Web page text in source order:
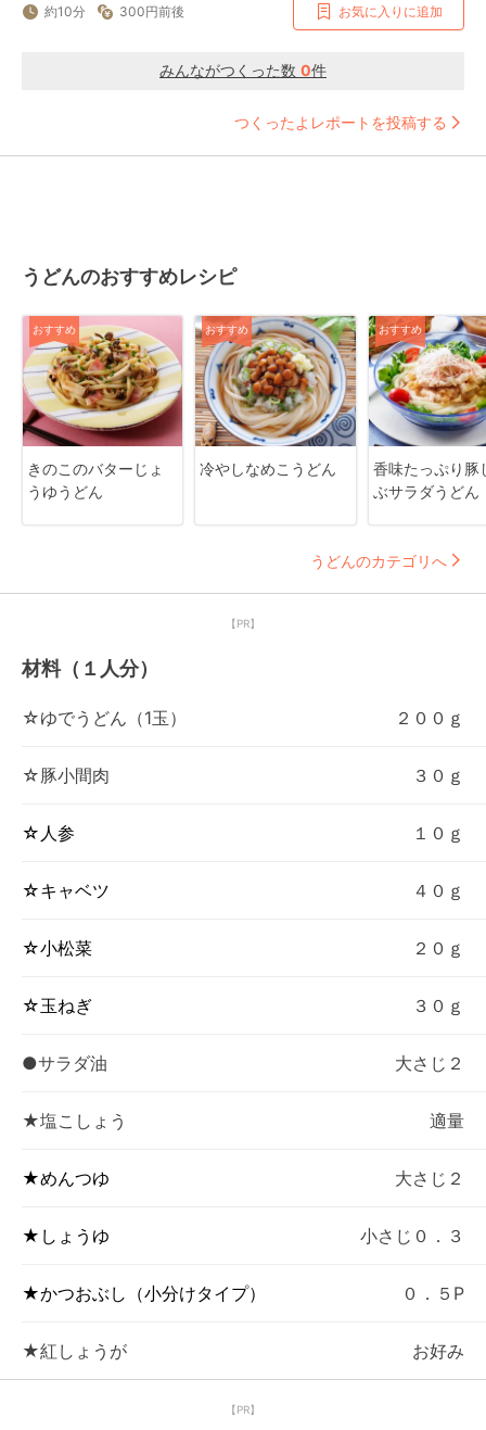
約10分 300円前後 お気に入りに追加
みんながつくった数 0件
つくったよレポートを投稿する
うどんのおすすめレシピ
おすすめ
きのこのバターじょ
うゆうどん
おすすめ
冷やしなめこうどん
おすすめ
香味たっぷり豚
ぶサラダうどん
うどんのカテゴリへ
【PR】
材料（１人分）
☆ゆでうどん（1玉） ２００ｇ
☆豚小間肉 ３０ｇ
☆人参 １０ｇ
☆キャベツ ４０ｇ
☆小松菜 ２０ｇ
☆玉ねぎ ３０ｇ
●サラダ油 大さじ２
★塩こしょう 適量
★めんつゆ 大さじ２
★しょうゆ 小さじ０．３
★かつおぶし（小分けタイプ） ０．５P
★紅しょうが お好み
【PR】